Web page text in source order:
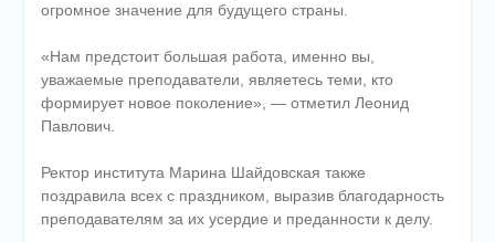
огромное значение для будущего страны.
«Нам предстоит большая работа, именно вы,
уважаемые преподаватели, являетесь теми, кто
формирует новое поколение», — отметил Леонид
Павлович.
Ректор института Марина Шайдовская также
поздравила всех с праздником, выразив благодарность
преподавателям за их усердие и преданности к делу.